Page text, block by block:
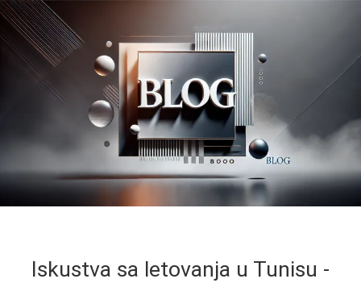
Iskustva sa letovanja u Tunisu -